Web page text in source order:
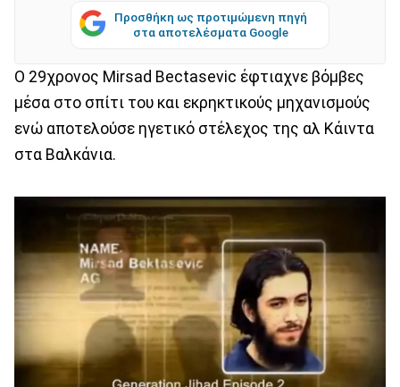
Προσθήκη ως προτιμώμενη πηγή
στα αποτελέσματα Google
Ο 29χρονος Mirsad Bectasevic έφτιαχνε βόμβες
μέσα στο σπίτι του και εκρηκτικούς μηχανισμούς
ενώ αποτελούσε ηγετικό στέλεχος της αλ Κάιντα
στα Βαλκάνια.